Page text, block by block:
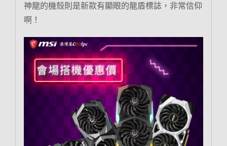
神龍的機殼則是新款有顯眼的龍盾標誌，非常信仰
啊！